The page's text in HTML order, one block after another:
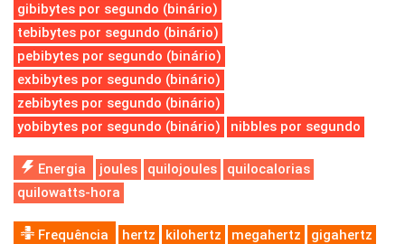
gibibytes por segundo (binário)
tebibytes por segundo (binário)
pebibytes por segundo (binário)
exbibytes por segundo (binário)
zebibytes por segundo (binário)
yobibytes por segundo (binário)
nibbles por segundo
Energia joules quilojoules
quilocalorias
quilowatts-hora
Frequência hertz kilohertz megahertz
gigahertz